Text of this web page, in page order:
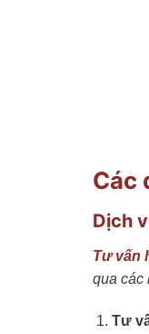
Các
Dịch
Tư vấn
qua các
Tư